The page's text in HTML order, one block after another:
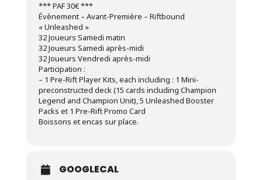
*** PAF 30€ ***
Évènement – Avant-Première – Riftbound
« Unleashed »
32 Joueurs Samedi matin
32 Joueurs Samedi après-midi
32 Joueurs Vendredi après-midi
Participation :
– 1 Pre-Rift Player Kits, each including : 1 Mini-
preconstructed deck (15 cards including Champion
Legend and Champion Unit), 5 Unleashed Booster
Packs et 1 Pre-Rift Promo Card
Boissons et encas sur place.
GOOGLECAL